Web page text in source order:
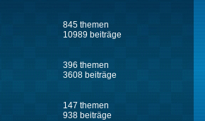
845 themen
10989 beiträge
396 themen
3608 beiträge
147 themen
938 beiträge